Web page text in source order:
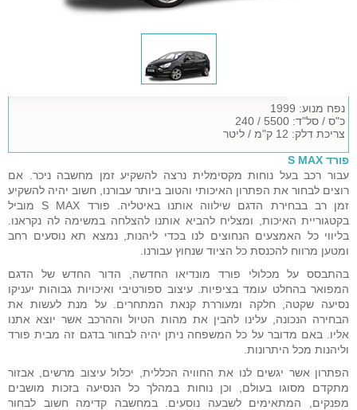
נפח מנוע: 1999
כ"ס / סל"ד: 5500 / 240
צריכת דלק: 12 ק"מ / ליטר
פורד S MAX
עבור רכב בעל נוחות מקסימלית נרצה להשקיע זמן מחשבה ניכר. אם
רוצים לבחור את הפתרון האיכותי והטוב ביותר עבורנו, חשוב יהיה להשקיע
זמן רב בבחירת הדגם שילווה אותנו באיטליה. פורד S MAX מוביל
בקטגוריית האיכות, ומצליח להביא אותנו להצלחה במשימה לה נקראנו.
בליווי כל האמצעים הנחוצים לנו בכדי ליהנות, נמצא תא נוסעים רחב
ומטען מרווח להכנסת כל הציוד שנחוץ עבורנו.
בהתבסס על מכלולי פורד מונדיאו החדשה, הדור החדש של הדגם
המפואר בהחלט עומד בציפיות. עיצוב ספורטיבי ואיכויות גבוהות יעניקו
נסיעה שקטה, חלקה ומעוררת קנאת המתחרים. על מנת לעשות את
הבחירה הנכונה, עלינו להבין את מהות הטיול וההרכב אשר יוצא אתנו
אליו. באם מדובר על כל המשפחה ניתן יהיה לבחור בדגם זה מבית פורד
וליהנות מכל היתרונות.
הפתרון אשר יגשים לנו את החוויה הכללית, יכלול עיצוב מרשים, אבזור
מתקדם מסוגו בעולם, וכן נוחות במהלך כל הנסיעה בזכות מושבים
מפנקים, המתאימים לשבעה נוסעים. במחשבה קדימה חשוב לבחור